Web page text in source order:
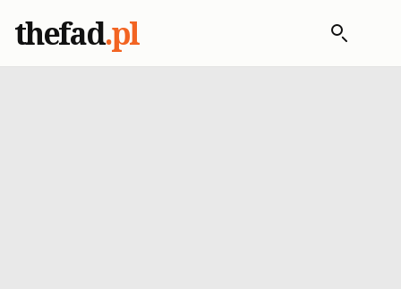
thefad.pl